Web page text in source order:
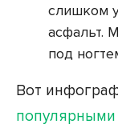
слишком
асфальт.
под
Вот